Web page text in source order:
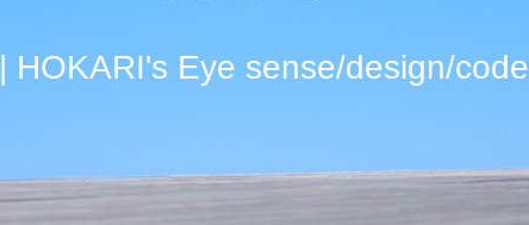
| HOKARI's Eye sense/design/code